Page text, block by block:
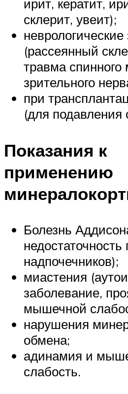
ирит, кератит,
склерит, увеит);
(рассеянный
травма спинного
зрительного
при
(для подавления
Показания к
применению
Болезнь
надпочечников);
миастения
заболевание,
мышечной
нарушения
обмена;
адинамия и
слабость.